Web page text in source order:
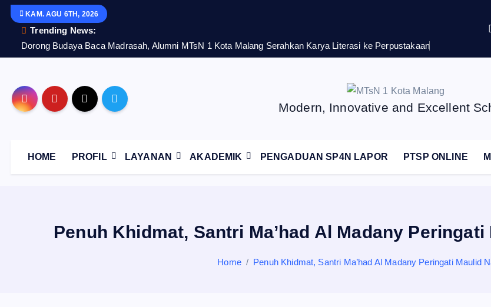
p
KAM. AGU 6TH, 2026
Trending News:
Dorong Budaya Baca Madrasah, Alumni MTsN 1 Kota Malang Serahkan Karya Literasi ke Perpustakaan
Modern, Innovative and Excellent
HOME PROFIL LAYANAN AKADEMIK PENGADUAN SP4N LAPOR PTSP ONLINE
Penuh Khidmat, Santri Ma’had Al Madany
Home Penuh Khidmat, Santri Ma’had Al Madany Peringati Maulid